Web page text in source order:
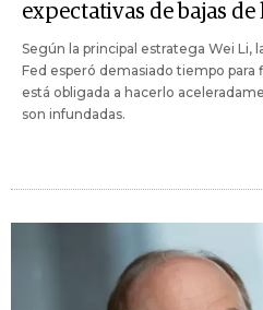
expectativas de bajas de
Según la principal estratega Wei Li,
Fed esperó demasiado tiempo para
está obligada a hacerlo
son infundadas.